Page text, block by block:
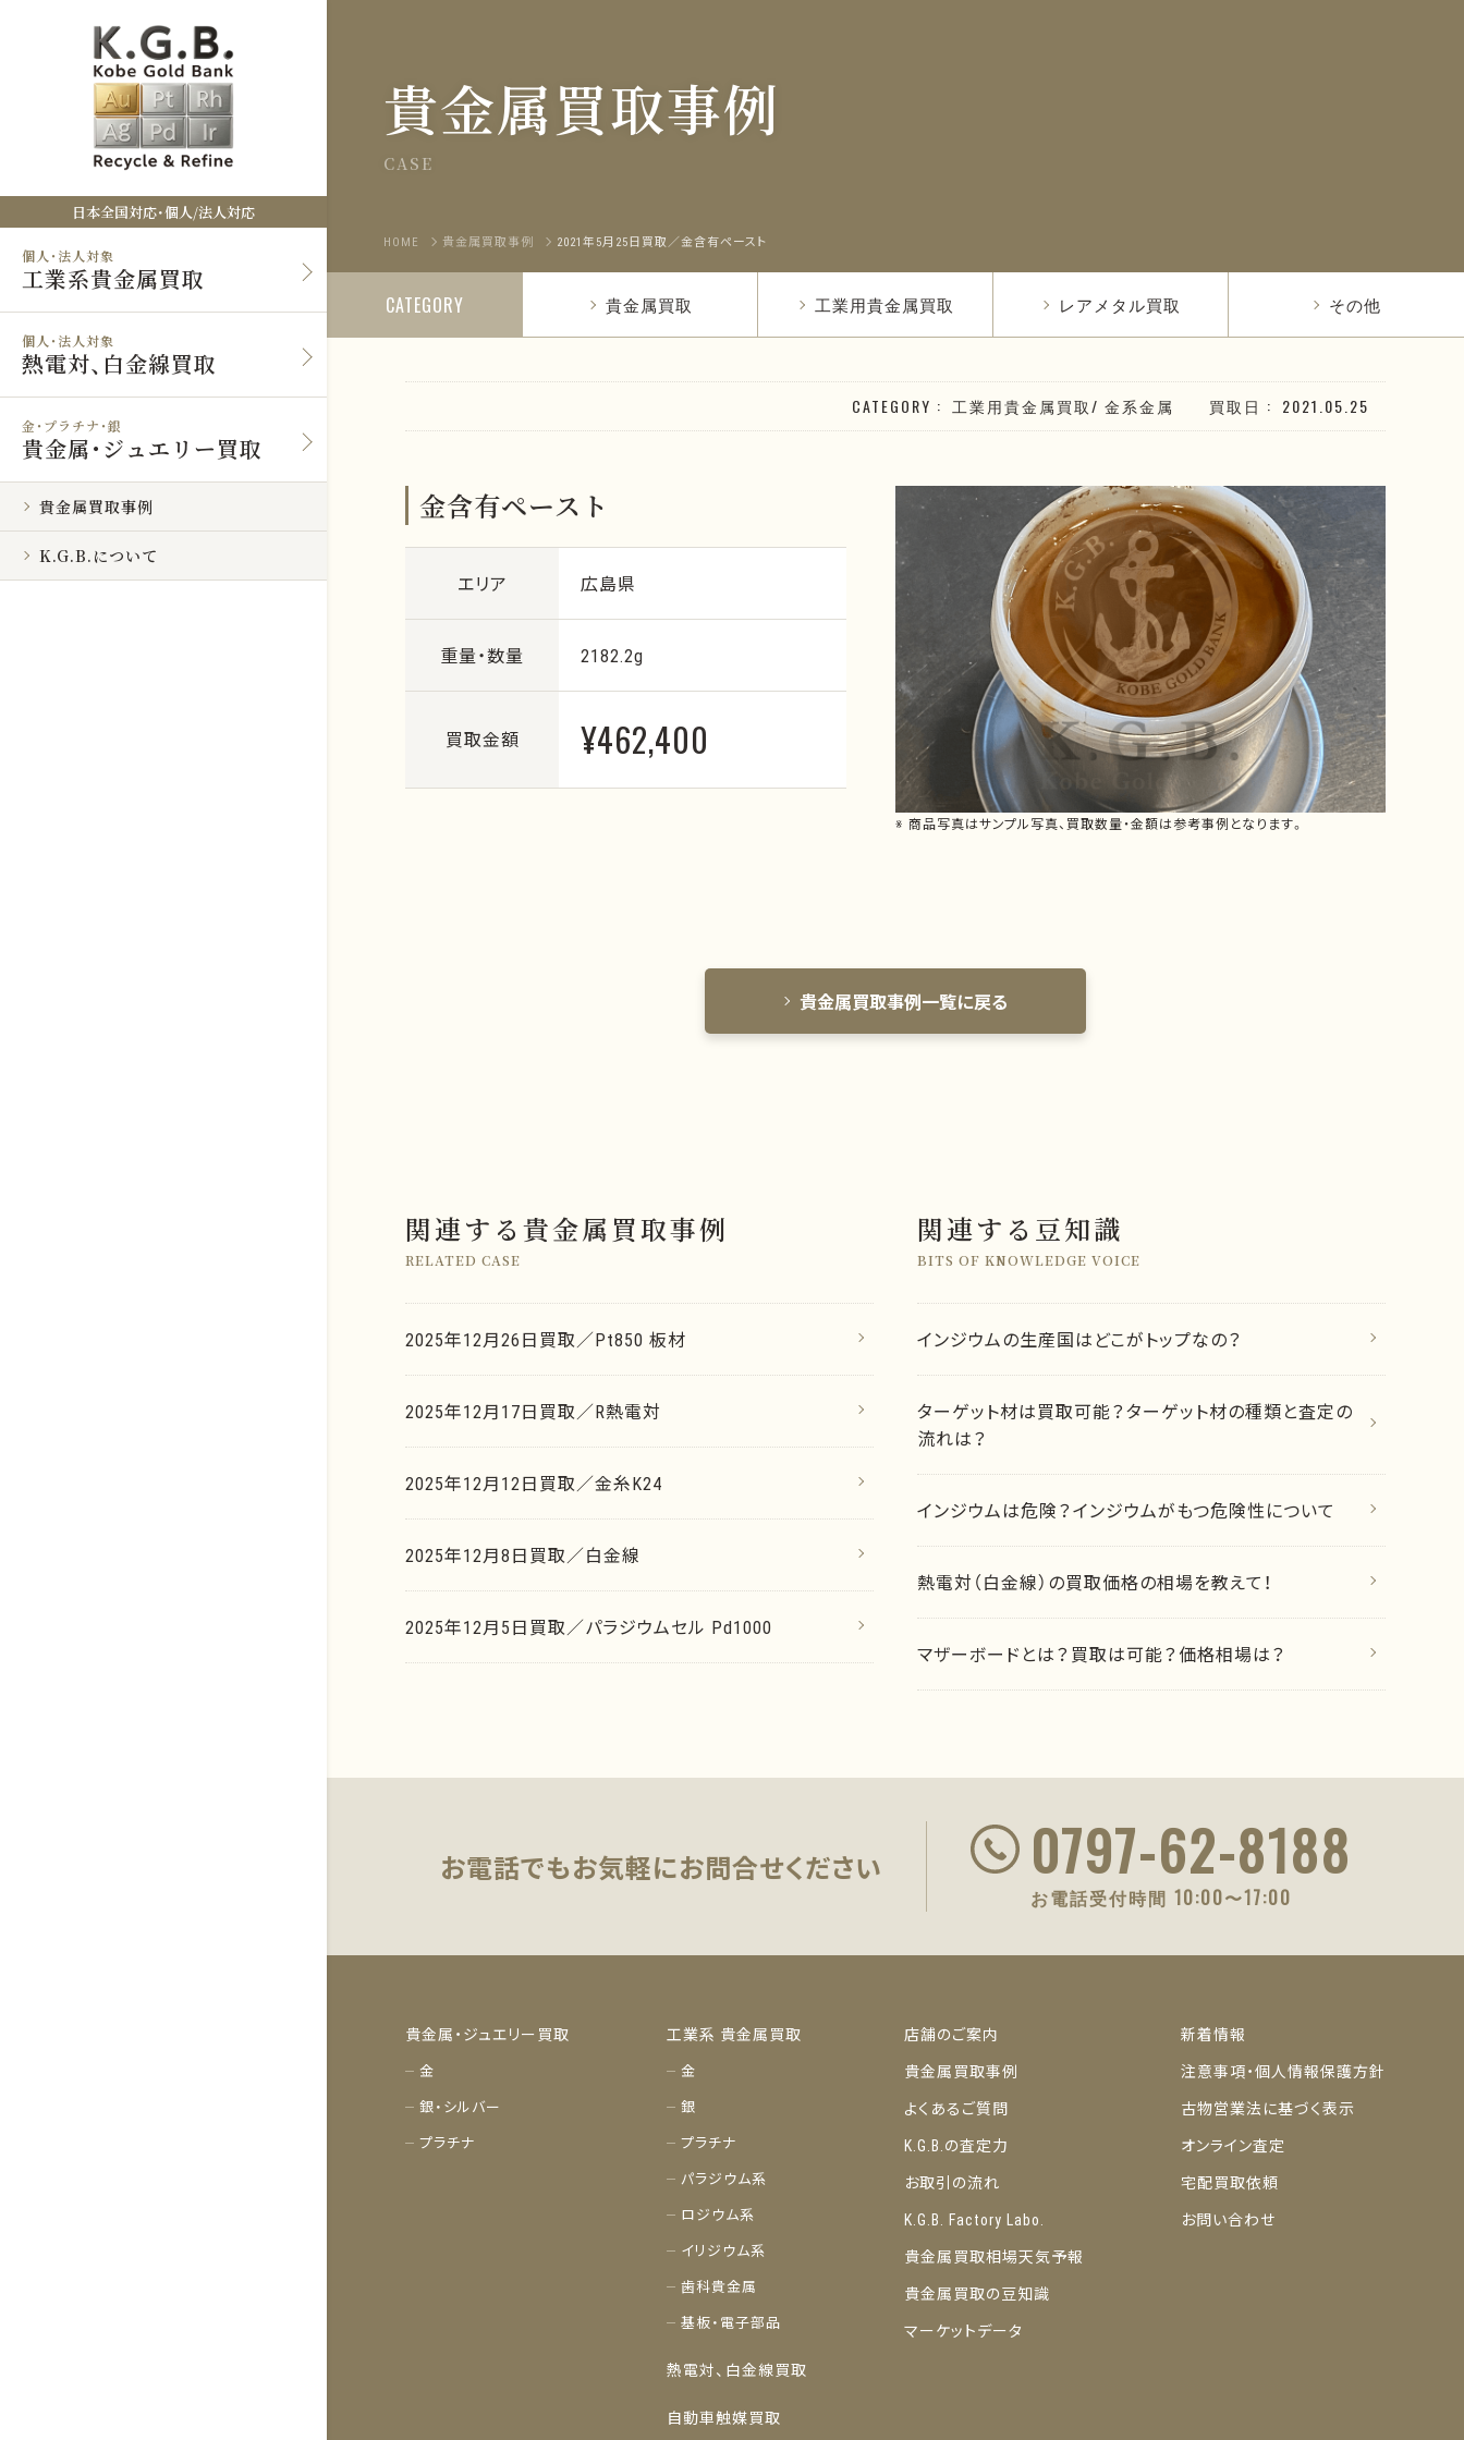
日本全国対応・個人/法人対応
個人・法人対象
工業系貴金属買取
個人・法人対象
熱電対、白金線買取
金・プラチナ・銀
貴金属・ジュエリー買取
貴金属買取事例
K.G.B.について
貴金属買取事例
CASE
HOME 貴金属買取事例 2021年5月25日買取／金含有ペースト
CATEGORY 貴金属買取 工業用貴金属買取 レアメタル買取 その他
CATEGORY 工業用貴金属買取/ 金系金属 買取日 2021.05.25
※ 商品写真はサンプル写真、買取数量・金額は参考事例となります。
金含有ペースト
エリア 広島県
重量・数量 2182.2g
買取金額 ¥462,400
貴金属買取事例一覧に戻る
関連する貴金属買取事例
RELATED CASE
2025年12月26日買取／Pt850 板材
2025年12月17日買取／R熱電対
2025年12月12日買取／金糸K24
2025年12月8日買取／白金線
2025年12月5日買取／パラジウムセル Pd1000
関連する豆知識
BITS OF KNOWLEDGE VOICE
インジウムの生産国はどこがトップなの？
ターゲット材は買取可能？ターゲット材の種類と査定の
流れは？
インジウムは危険？インジウムがもつ危険性について
熱電対（白金線）の買取価格の相場を教えて！
マザーボードとは？買取は可能？価格相場は？
お電話でもお気軽にお問合せください 0797-62-8188
お電話受付時間 10:00〜17:00
貴金属・ジュエリー買取
金
銀・シルバー
プラチナ
工業系 貴金属買取
金
銀
プラチナ
パラジウム系
ロジウム系
イリジウム系
歯科貴金属
基板・電子部品
熱電対、白金線買取
自動車触媒買取
店舗のご案内
貴金属買取事例
よくあるご質問
K.G.B.の査定力
お取引の流れ
K.G.B. Factory Labo.
貴金属買取相場天気予報
貴金属買取の豆知識
マーケットデータ
新着情報
注意事項・個人情報保護方針
古物営業法に基づく表示
オンライン査定
宅配買取依頼
お問い合わせ